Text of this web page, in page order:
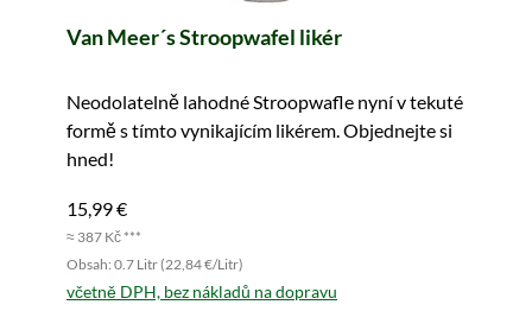
Van Meer´s Stroopwafel likér
Neodolatelně lahodné Stroopwafle nyní v tekuté
formě s tímto vynikajícím likérem. Objednejte si
hned!
15,99 €
≈ 387 Kč ***
Obsah: 0.7 Litr (22,84 €/Litr)
včetně DPH, bez nákladů na dopravu